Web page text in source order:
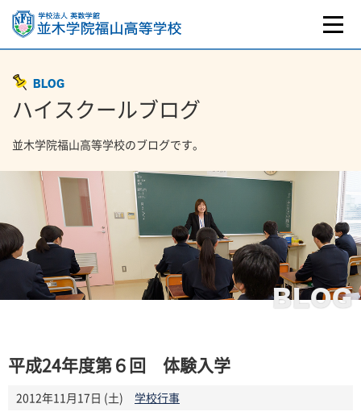
BLOG
BLOG
ハイスクールブログ
並木学院福山高等学校のブログです。
平成24年度第６回 体験入学
2012年11月17日 (土)
学校行事